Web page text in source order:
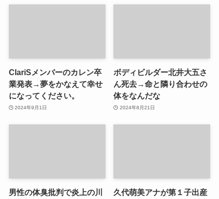
ClariSメンバーのカレン卒
業発表→夢をかなえて幸せ
になってください。
2024年9月1日
ボディビルダー北井大五さ
ん死去→命と隣り合わせの
体をなんだな
2024年8月21日
男性の体臭批判で炎上の川
久代萌美アナが第１子出産